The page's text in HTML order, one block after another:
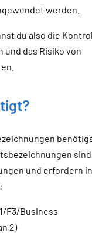
werden.
du also die
das Risiko von
sind
und erfordern in
F3/Business
2)